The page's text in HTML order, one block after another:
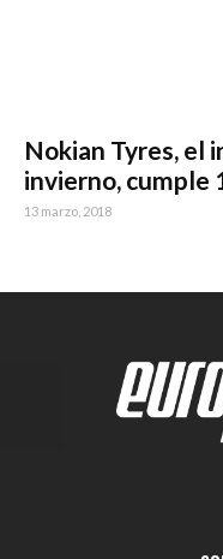
Nokian Tyres, el
invierno, cumple
13 marzo, 2018